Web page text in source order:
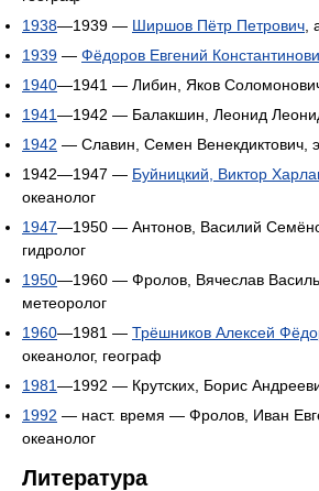
1938—1939 — Ширшов Пётр Петрович
1939 — Фёдоров Евгений
1940—1941 — Либин, Яков
1941—1942 — Балакшин, Леонид
1942 — Славин, Семен Венекдиктович,
1942—1947 — Буйницкий, Виктор
океанолог
1947—1950 — Антонов, Василий
гидролог
1950—1960 — Фролов, Вячеслав
метеоролог
1960—1981 — Трёшников Алексей
океанолог, географ
1981—1992 — Крутских, Борис
1992 — наст. время — Фролов, Иван
океанолог
Литература